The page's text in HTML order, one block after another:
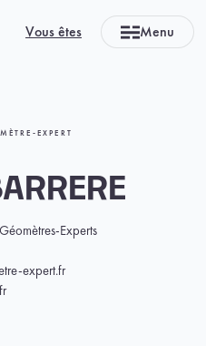
Vous êtes Menu
EXPERT
Experts
expert.fr